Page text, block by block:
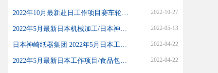
2022-10-27
2022-05-13
2022-04-22
2022-04-22